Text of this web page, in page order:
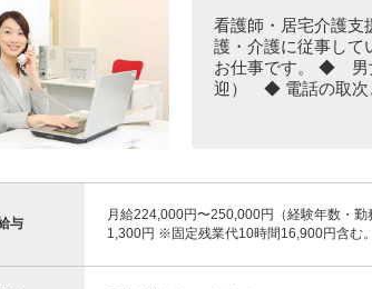
看護師・居宅介護支
護・介護に従事して
お仕事です。 ◆ 男
迎） ◆ 電話の取次
与
月給224,000円〜250,000円（経験年数・
1,300円 ※固定残業代10時間16,900円含